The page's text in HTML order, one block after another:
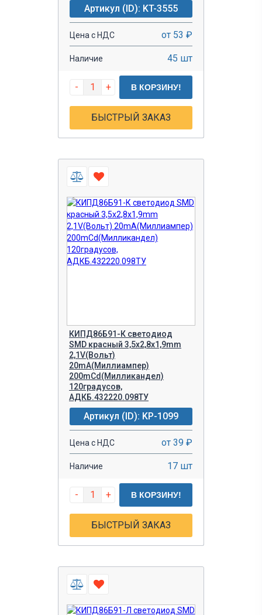
Артикул (ID): KT-3555
Цена с НДС от 53 ₽
Наличие 45 шт
- + В КОРЗИНУ!
БЫСТРЫЙ ЗАКАЗ
КИПД86Б91-К светодиод
SMD красный 3,5х2,8х1,9mm
2,1V(Вольт)
20mA(Миллиампер)
200mCd(Милликандел)
120градусов,
АДКБ.432220.098ТУ
Артикул (ID): KP-1099
Цена с НДС от 39 ₽
Наличие 17 шт
- + В КОРЗИНУ!
БЫСТРЫЙ ЗАКАЗ